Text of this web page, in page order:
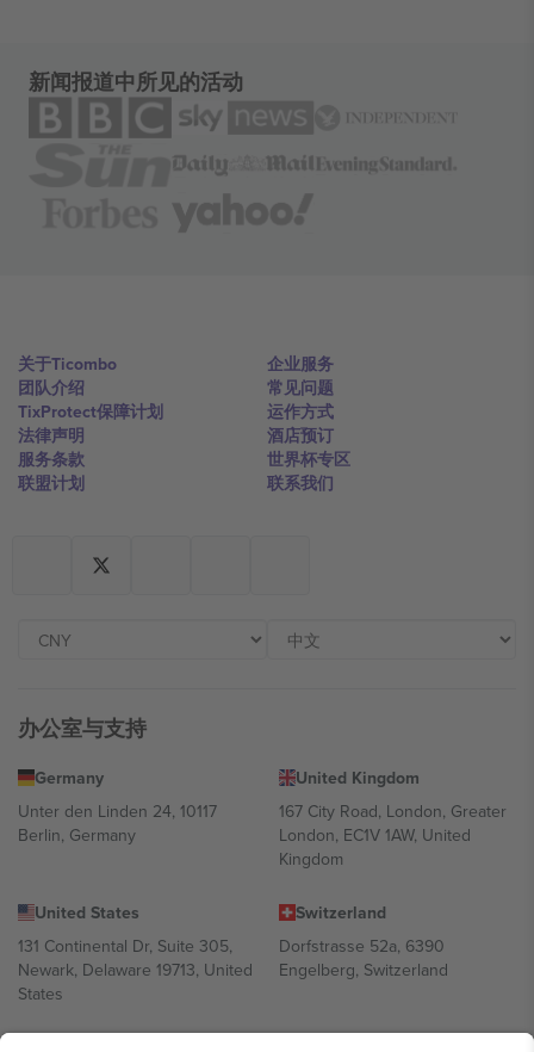
新闻报道中所见的活动
关于Ticombo
团队介绍
TixProtect保障计划
法律声明
服务条款
联盟计划
企业服务
常见问题
运作方式
酒店预订
世界杯专区
联系我们
办公室与支持
Germany
Unter den Linden 24, 10117
Berlin, Germany
United Kingdom
167 City Road, London, Greater
London, EC1V 1AW, United
Kingdom
United States
131 Continental Dr, Suite 305,
Newark, Delaware 19713, United
States
Switzerland
Dorfstrasse 52a, 6390
Engelberg, Switzerland